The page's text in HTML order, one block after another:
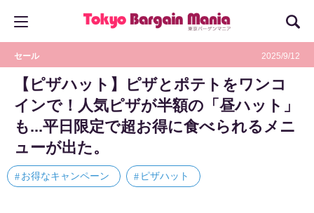
セール 2025/9/12
【ピザハット】ピザとポテトをワンコ
インで！人気ピザが半額の「昼ハット」
も...平日限定で超お得に食べられるメニ
ューが出た。
お得なキャンペーン ピザハット